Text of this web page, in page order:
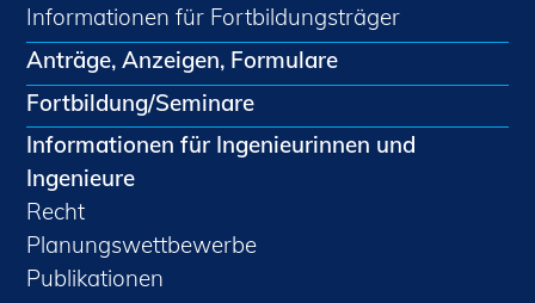
Informationen für Fortbildungsträger
Anträge, Anzeigen, Formulare
Fortbildung/Seminare
Informationen für Ingenieurinnen und
Ingenieure
Recht
Planungswettbewerbe
Publikationen